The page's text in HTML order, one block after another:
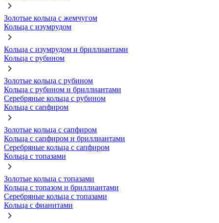
Золотые кольца с жемчугом
Кольца с изумрудом
Кольца с изумрудом и бриллиантами
Кольца с рубином
Золотые кольца с рубином
Кольца с рубином и бриллиантами
Серебряные кольца с рубином
Кольца с сапфиром
Золотые кольца с сапфиром
Кольца с сапфиром и бриллиантами
Серебряные кольца с сапфиром
Кольца с топазами
Золотые кольца с топазами
Кольца с топазом и бриллиантами
Серебряные кольца с топазами
Кольца с фианитами